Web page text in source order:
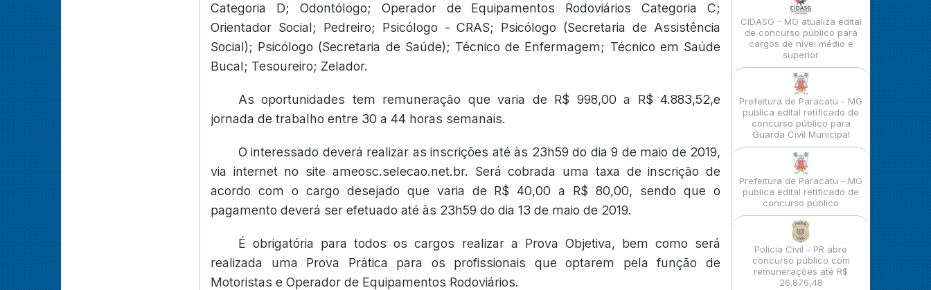
Categoria D; Odontólogo; Operador de Equipamentos Rodoviários Categoria C;
Orientador Social; Pedreiro; Psicólogo - CRAS; Psicólogo (Secretaria de Assistência
Social); Psicólogo (Secretaria de Saúde); Técnico de Enfermagem; Técnico em Saúde
Bucal; Tesoureiro; Zelador.
As oportunidades tem remuneração que varia de R$ 998,00 a R$ 4.883,52,e
jornada de trabalho entre 30 a 44 horas semanais.
O interessado deverá realizar as inscrições até às 23h59 do dia 9 de maio de 2019,
via internet no site ameosc.selecao.net.br. Será cobrada uma taxa de inscrição de
acordo com o cargo desejado que varia de R$ 40,00 a R$ 80,00, sendo que o
pagamento deverá ser efetuado até às 23h59 do dia 13 de maio de 2019.
É obrigatória para todos os cargos realizar a Prova Objetiva, bem como será
realizada uma Prova Prática para os profissionais que optarem pela função de
Motoristas e Operador de Equipamentos Rodoviários.
CIDASG - MG atualiza edital
de concurso público para
cargos de nível médio e
superior
Prefeitura de Paracatu - MG
publica edital retificado de
concurso público para
Guarda Civil Municipal
Prefeitura de Paracatu - MG
publica edital retificado de
concurso público
Polícia Civil - PR abre
concurso público com
remunerações até R$
26.876,48